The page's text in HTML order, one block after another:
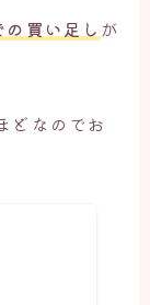
買い足し が
なのでお